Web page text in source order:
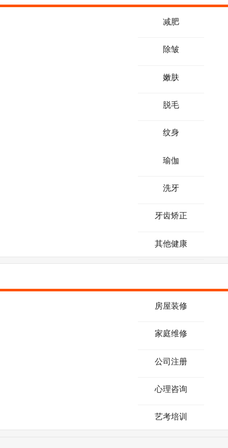
减肥
除皱
嫩肤
脱毛
纹身
瑜伽
洗牙
牙齿矫正
其他健康
房屋装修
家庭维修
公司注册
心理咨询
艺考培训